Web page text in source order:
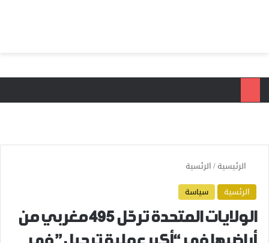
الرئيسية/الرئسية
الرئسية
سياسة
الولايات المتحدة ترحّل 495 مغربي من